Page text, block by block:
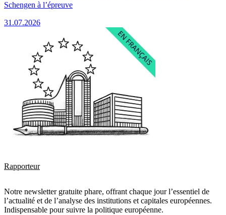
Schengen à l’épreuve
31.07.2026
Rapporteur
Notre newsletter gratuite phare, offrant chaque jour l’essentiel de
l’actualité et de l’analyse des institutions et capitales européennes.
Indispensable pour suivre la politique européenne.